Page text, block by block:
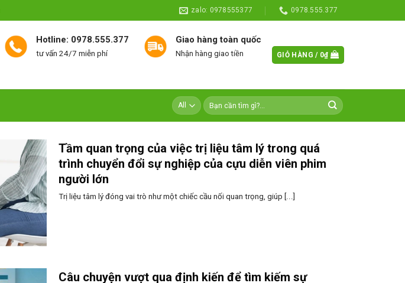
zalo: 0978555377 0978.555.377
Hotline: 0978.555.377
tư vấn 24/7 miễn phí
Giao hàng toàn quốc
Nhận hàng giao tiền GIỎ HÀNG / 0₫
Tầm quan trọng của việc trị liệu tâm lý trong quá
trình chuyển đổi sự nghiệp của cựu diễn viên phim
người lớn
Trị liệu tâm lý đóng vai trò như một chiếc cầu nối quan trọng, giúp [...]
Câu chuyện vượt qua định kiến để tìm kiếm sự